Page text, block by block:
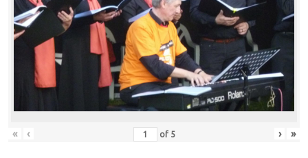
« ‹ of 5 › »